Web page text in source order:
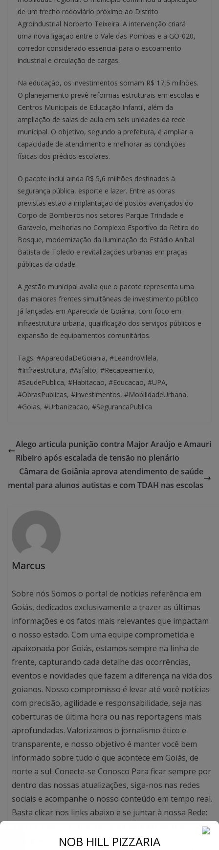
de um trecho rodoviário próximo ao Distrito
Agroindustrial Norberto Teixeira. A intervenção criará
uma nova ligação entre o Vale das Pombas e a GO-020,
corredor considerado essencial para o escoamento
industrial e circulação de cargas.
Na educação, os investimentos somam R$ 17,5 milhões.
O planejamento prevê reformas estruturais em escolas e
Centros Municipais de Educação Infantil, além da
ampliação de salas de aula em seis unidades da rede
municipal. O objetivo, segundo a prefeitura, é ampliar a
capacidade de atendimento e melhorar as condições
físicas dos prédios escolares.
O pacote inclui ainda R$ 5,6 milhões destinados à
segurança pública, esporte e lazer. Entre as obras
previstas estão a implantação de postos avançados do
Corpo de Bombeiros nos setores Parque Trindade e
Garavelo, melhorias no Complexo Esportivo do Retiro do
Bosque, modernização da iluminação do Estádio Aníbal
Batista de Toledo e revitalizações urbanas em praças
públicas da cidade.
A gestão municipal avalia que o pacote representa uma
das maiores frentes simultâneas de investimento público
já lançadas em Aparecida de Goiânia, com foco em
infraestrutura urbana, qualificação dos serviços públicos e
expansão de equipamentos comunitários.
Tags: #AparecidaDeGoiania, #LeandroVilela,
#Infraestrutura, #Asfalto, #Recapeamento,
#SaudePublica, #Habitacao, #Educacao, #UPA,
#ObrasPublicas, #Investimentos, #MobilidadeUrbana,
#Goias, #Urbanizacao, #SegurancaPublica
Alego articula punição contra Major Araújo e Amauri
Ribeiro após escalada de tensão no plenário
Câmara de Goiânia aprova atendimento de saúde
mental para alunos autistas e com TDAH nas escolas
Marcus
Sobre nós Somos o portal de notícias referência em
Goiás, dedicados exclusivamente a trazer as últimas
informações e os fatos mais relevantes que impactam
o nosso estado. Com uma equipe comprometida e
apaixonada por Goiás, estamos sempre na linha de
frente, capturando cada detalhe das ocorrências,
eventos e novidades que fazem a diferença na vida dos
goianos. Nosso compromisso é levar até você notícias
com precisão, agilidade e responsabilidade, seja nas
coberturas de última hora ou nas reportagens mais
aprofundadas. Valorizamos o jornalismo ético e
transparente, e nosso objetivo é manter você bem
informado sobre tudo o que acontece em Goiás, de
norte a sul. Conecte-se Conosco Para ficar sempre por
dentro das nossas atualizações, siga-nos nas redes
sociais e acompanhe o nosso conteúdo em tempo real.
Basta clicar nos links abaixo e se juntar à nossa Rede:
NOB HILL PIZZARIA